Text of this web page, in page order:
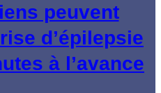
peuvent
d’épilepsie
à l’avance